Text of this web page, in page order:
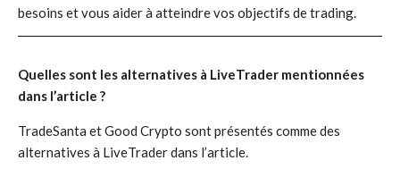
besoins et vous aider à atteindre vos objectifs de trading.
Quelles sont les alternatives à LiveTrader mentionnées
dans l’article ?
TradeSanta et Good Crypto sont présentés comme des
alternatives à LiveTrader dans l’article.